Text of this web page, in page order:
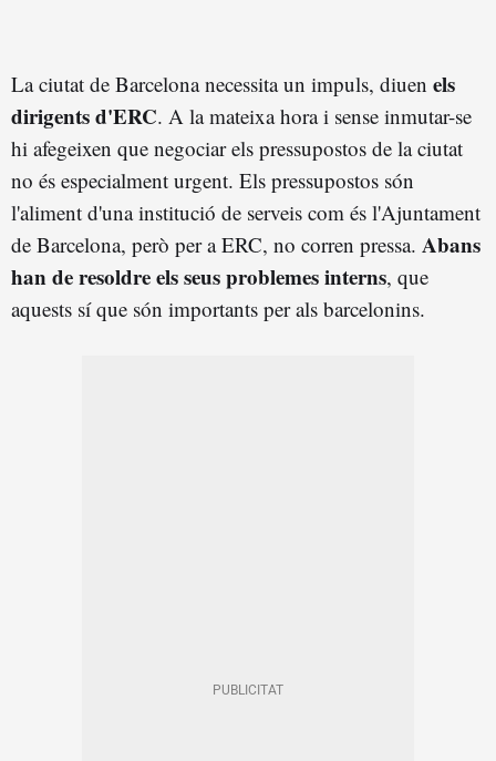
La ciutat de Barcelona necessita un impuls, diuen els
dirigents d'ERC. A la mateixa hora i sense inmutar-se
hi afegeixen que negociar els pressupostos de la ciutat
no és especialment urgent. Els pressupostos són
l'aliment d'una institució de serveis com és l'Ajuntament
de Barcelona, però per a ERC, no corren pressa. Abans
han de resoldre els seus problemes interns, que
aquests sí que són importants per als barcelonins.